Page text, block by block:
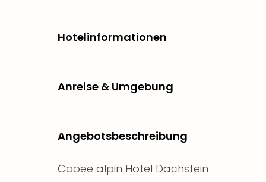
Hotelinformationen
Anreise & Umgebung
Angebotsbeschreibung
Cooee alpin Hotel Dachstein